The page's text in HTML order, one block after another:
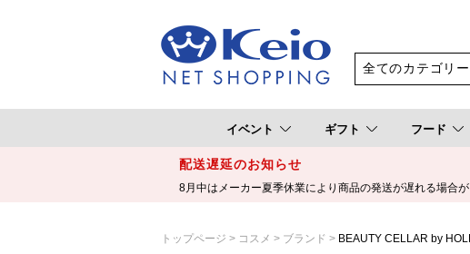
イベント ギフト フード
配送遅延のお知らせ
8月中はメーカー夏季休業により商品の発送が遅れる場合
トップページ コスメ ブランド BEAUTY CELLAR by